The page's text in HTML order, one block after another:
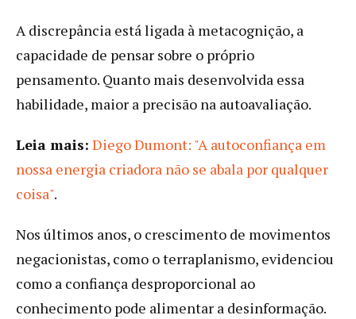
A discrepância está ligada à metacognição, a
capacidade de pensar sobre o próprio
pensamento. Quanto mais desenvolvida essa
habilidade, maior a precisão na autoavaliação.
Leia mais: Diego Dumont: "A autoconfiança em
nossa energia criadora não se abala por qualquer
coisa".
Nos últimos anos, o crescimento de movimentos
negacionistas, como o terraplanismo, evidenciou
como a confiança desproporcional ao
conhecimento pode alimentar a desinformação.